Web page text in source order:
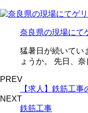
奈良県の現場にて
猛暑日が続いてい
ょうか。 先日、
PREV
【求人】鉄筋工
NEXT
鉄筋工事